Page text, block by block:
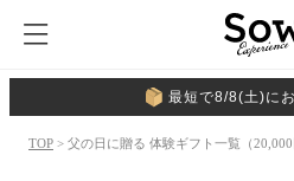
最短で8/8(土)に
TOP > 父の日に贈る 体験ギフト一覧（20,000